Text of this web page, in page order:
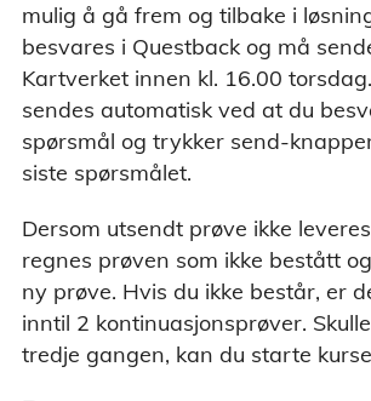
mulig å gå frem og tilbake i
besvares i Questback og må
Kartverket innen kl. 16.00
sendes automatisk ved at du
spørsmål og trykker send-
siste spørsmålet.
Dersom utsendt prøve ikke
regnes prøven som ikke bestått
ny prøve. Hvis du ikke består, er
inntil 2 kontinuasjonsprøver.
tredje gangen, kan du starte